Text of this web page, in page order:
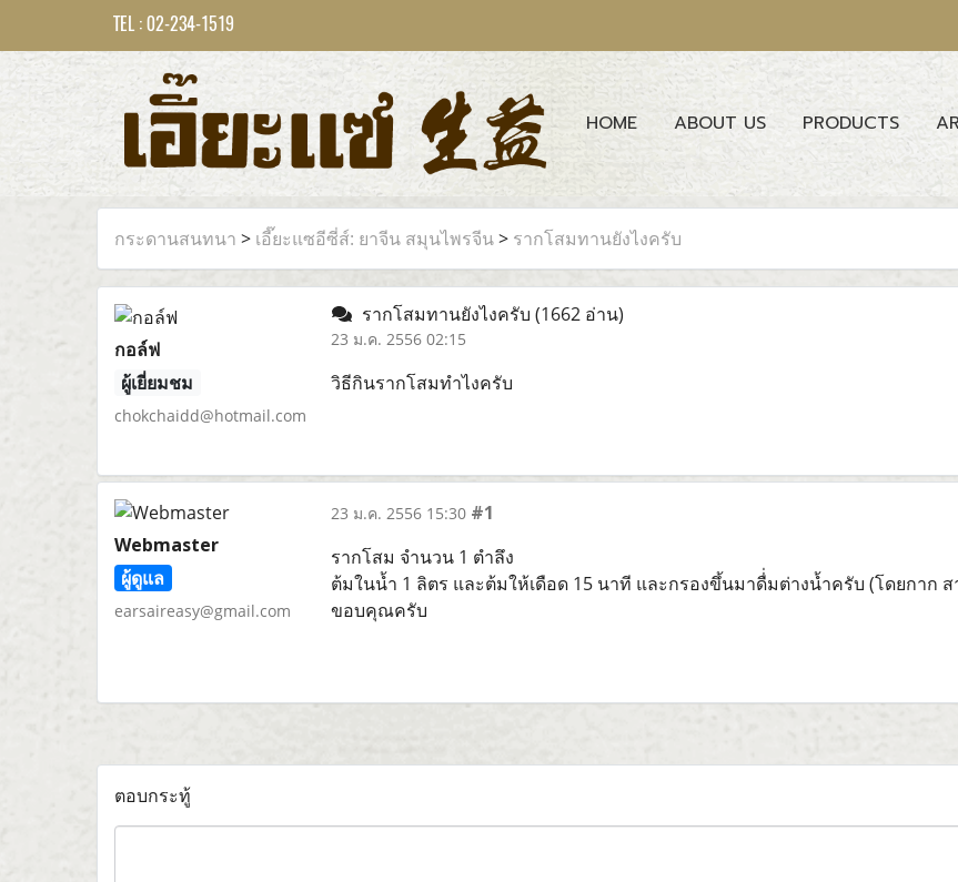
TEL : 02-234-1519
HOME ABOUT US PRODUCTS
กระดานสนทนา > เอี๊ยะแซอีซี่ส์: ยาจีน สมุนไพรจีน> รากโสมทานยังไงครับ
กอล์ฟ
ผู้เยี่ยมชม
chokchaidd@hotmail.com
รากโสมทานยังไงครับ (1662 อ่าน)
23 ม.ค. 2556 02:15
วิธีกินรากโสมทำไงครับ
Webmaster
ผู้ดูแล
earsaireasy@gmail.com
23 ม.ค. 2556 15:30 #1
รากโสม จำนวน 1 ตำลึง
ต้มในน้ำ 1 ลิตร และต้มให้เดือด 15 นาที และกรองขึ้นมาดื่่มต่างน้ำครับ (โดยกาก
ขอบคุณครับ
ตอบกระทู้